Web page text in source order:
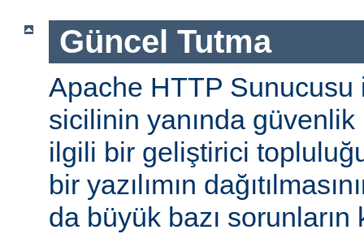
Güncel Tutma
Apache HTTP Sunucusu
sicilinin yanında
ilgili bir geliştirici
bir yazılımın
da büyük bazı